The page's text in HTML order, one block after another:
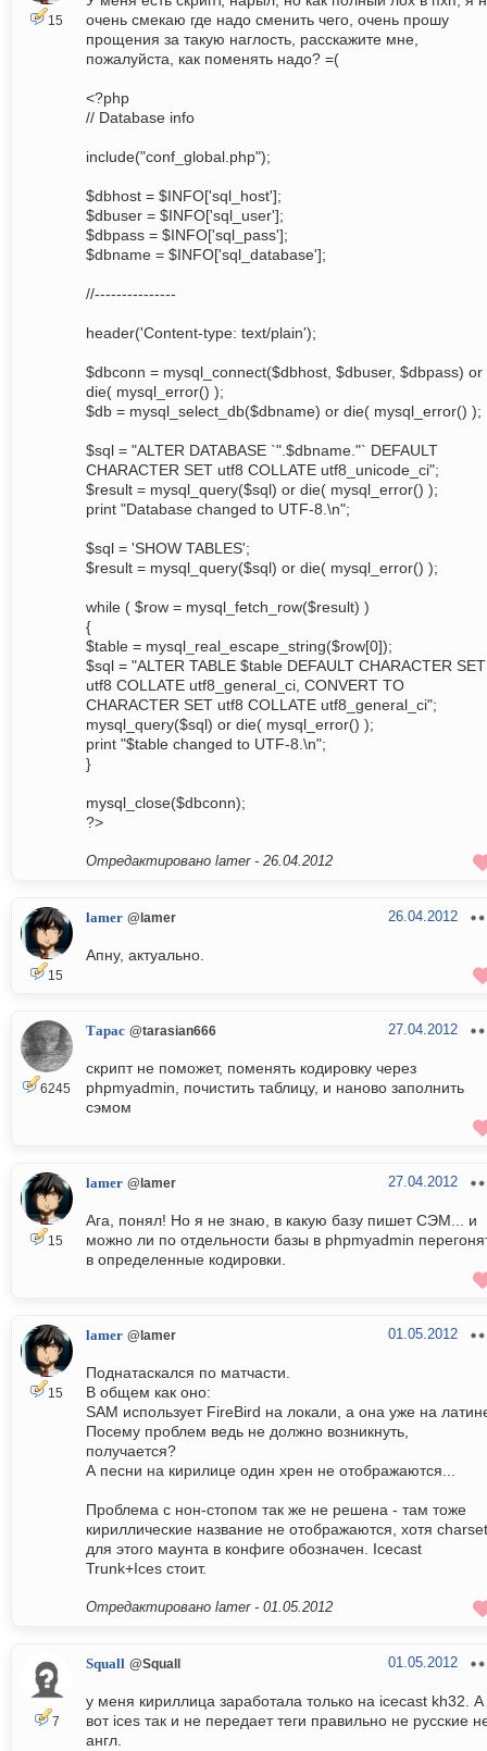
15
очень смекаю где надо сменить чего, очень прошу
прощения за такую наглость, расскажите мне,
пожалуйста, как поменять надо? =(
<?php
// Database info
include("conf_global.php");
$dbhost = $INFO['sql_host'];
$dbuser = $INFO['sql_user'];
$dbpass = $INFO['sql_pass'];
$dbname = $INFO['sql_database'];
//---------------
header('Content-type: text/plain');
$dbconn = mysql_connect($dbhost, $dbuser, $dbpass) or
die( mysql_error() );
$db = mysql_select_db($dbname) or die( mysql_error() );
$sql = "ALTER DATABASE `".$dbname."` DEFAULT
CHARACTER SET utf8 COLLATE utf8_unicode_ci";
$result = mysql_query($sql) or die( mysql_error() );
print "Database changed to UTF-8.\n";
$sql = 'SHOW TABLES';
$result = mysql_query($sql) or die( mysql_error() );
while ( $row = mysql_fetch_row($result) )
{
$table = mysql_real_escape_string($row[0]);
$sql = "ALTER TABLE $table DEFAULT CHARACTER SET
utf8 COLLATE utf8_general_ci, CONVERT TO
CHARACTER SET utf8 COLLATE utf8_general_ci";
mysql_query($sql) or die( mysql_error() );
print "$table changed to UTF-8.\n";
}
mysql_close($dbconn);
?>
Отредактировано lamer - 26.04.2012
15
lamer @lamer 26.04.2012
Апну, актуально.
6245
Тарас @tarasian666 27.04.2012
скрипт не поможет, поменять кодировку через
phpmyadmin, почистить таблицу, и наново заполнить
сэмом
15
lamer @lamer 27.04.2012
Ага, понял! Но я не знаю, в какую базу пишет СЭМ... и
можно ли по отдельности базы в phpmyadmin
в определенные кодировки.
15
lamer @lamer 01.05.2012
Поднатаскался по матчасти.
В общем как оно:
SAM использует FireBird на локали, а она уже на
Посему проблем ведь не должно возникнуть,
получается?
А песни на кирилице один хрен не отображаются...
Проблема с нон-стопом так же не решена - там тоже
кириллические название не отображаются, хотя charset
для этого маунта в конфиге обозначен. Icecast
Trunk+Ices стоит.
Отредактировано lamer - 01.05.2012
7
Squall @Squall 01.05.2012
у меня кириллица заработала только на icecast kh32. А
вот ices так и не передает теги правильно не русские
англ.